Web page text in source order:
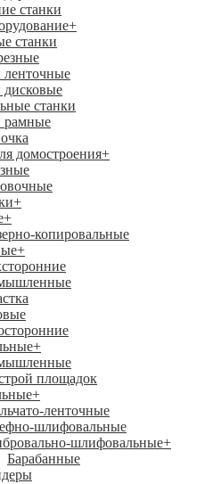
станки
+
станки
станки
домостроения+
+
+
копировальные
+
+
площадок
+
ленточные
шлифовальные
шлифовальные+
Барабанные